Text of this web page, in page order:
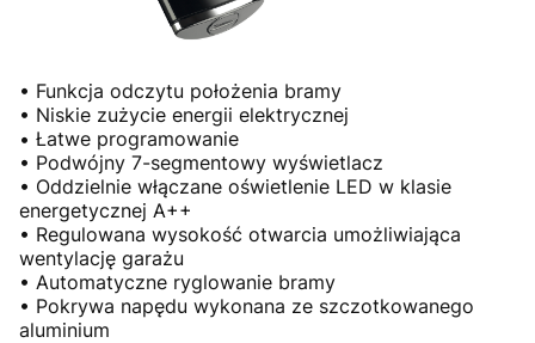
• Funkcja odczytu położenia bramy
• Niskie zużycie energii elektrycznej
• Łatwe programowanie
• Podwójny 7-segmentowy wyświetlacz
• Oddzielnie włączane oświetlenie LED w klasie
energetycznej A++
• Regulowana wysokość otwarcia umożliwiająca
wentylację garażu
• Automatyczne ryglowanie bramy
• Pokrywa napędu wykonana ze szczotkowanego
aluminium